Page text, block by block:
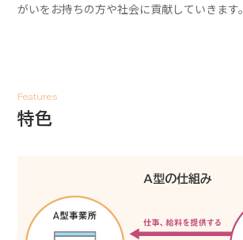
がいをお持ちの方や社会に貢献していきます。
Features
特色
A型の仕組み